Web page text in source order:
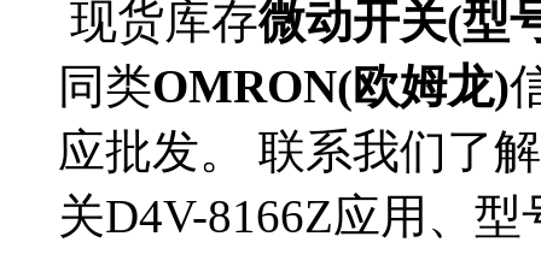
现货库存微动开关(型
同类OMRON(欧姆龙)
应批发。 联系我们了
关D4V-8166Z应用、